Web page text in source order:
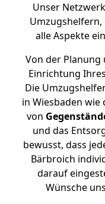
Unser
Umzugshelfern,
alle Aspekte
Von der
Einrichtung
Die
in Wiesbaden wie
von
und das
bewusst, dass
Bärbroich
darauf
Wünsche